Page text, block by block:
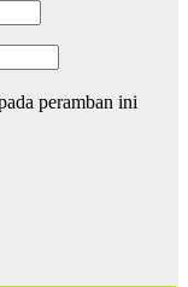
peramban ini